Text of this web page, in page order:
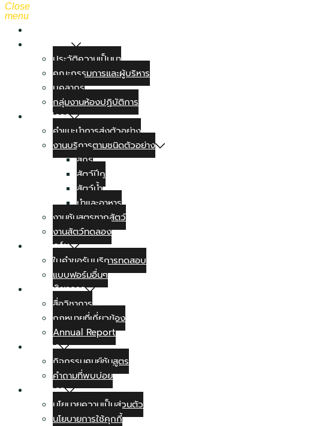
Close
menu
เกี่ยวกับเรา
ประวัติความเป็นมา
คณะกรรมการและผู้บริหาร
บุคลากร
กลุ่มงานห้องปฏิบัติการ
งานบริการ
คำแนะนำการส่งตัวอย่าง
งานบริการตามชนิดตัวอย่าง
สุกร
สัตว์ปีก
สัตว์น้ำ
นำและอาหาร
งานชันสูตรซากสัตว์
งานสัตว์ทดลอง
แบบฟอร์ม
ใบคำขอรับบริการทดสอบ
แบบฟอร์มอื่นๆ
สื่อทางวิชาการ
สื่อวิชาการ
กฏหมายที่เกี่ยวข้อง
Annual Report
ข่าวสาร
กิจกรรมศูนย์ชันสูตร
คำถามที่พบบ่อย
ติดต่อเรา
นโยบายความเป็นส่วนตัว
นโยบายการใช้คุกกี้